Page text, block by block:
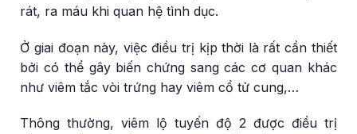
rát, ra máu khi quan hệ tình dục.
Ở giai đoạn này, việc điều trị kịp thời là rất cần thiết
bởi có thể gây biến chứng sang các cơ quan khác
như viêm tắc vòi trứng hay viêm cổ tử cung,…
Thông thường, viêm lộ tuyến độ 2 được điều trị